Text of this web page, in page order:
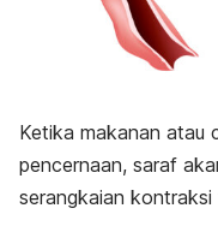
Ketika makanan atau
pencernaan, saraf
serangkaian